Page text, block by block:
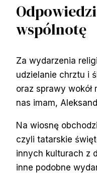
wspólnotę
Za wydarzenia
udzielanie chrztu i
oraz sprawy
nas imam,
Na wiosnę
czyli tatarskie
innych kulturach z
inne podobne